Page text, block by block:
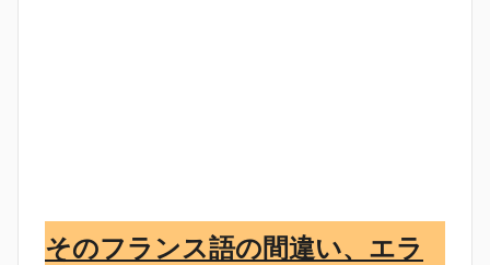
そのフランス語の間違い、エラ